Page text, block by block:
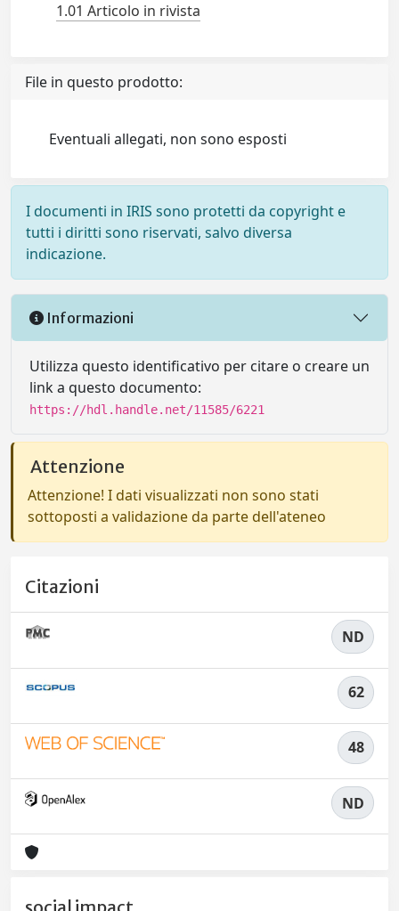
1.01 Articolo in rivista
File in questo prodotto:
Eventuali allegati, non sono esposti
I documenti in IRIS sono protetti da copyright e
tutti i diritti sono riservati, salvo diversa
indicazione.
Informazioni
Utilizza questo identificativo per citare o creare un
link a questo documento:
https://hdl.handle.net/11585/6221
Attenzione
Attenzione! I dati visualizzati non sono stati
sottoposti a validazione da parte dell'ateneo
Citazioni
ND
62
48
ND